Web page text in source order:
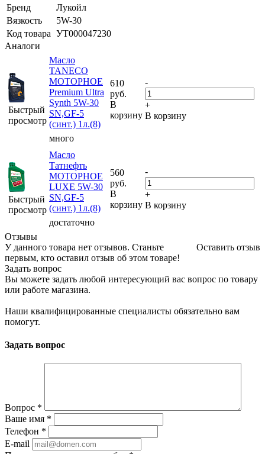
Бренд
Лукойл
Вязкость
5W-30
Код товара УТ000047230
Аналоги
Быстрый
просмотр
Масло
TANECO
МОТОРНОЕ
Premium Ultra
Synth 5W-30
SN,GF-5
(синт.) 1л.(8)
много
610
руб.
В
корзину
-
+
В корзину
Быстрый
просмотр
Масло
Татнефть
МОТОРНОЕ
LUXE 5W-30
SN,GF-5
(синт.) 1л.(8)
достаточно
560
руб.
В
корзину
-
+
В корзину
Отзывы
Оставить отзыв
У данного товара нет отзывов. Станьте
первым, кто оставил отзыв об этом товаре!
Задать вопрос
Вы можете задать любой интересующий вас вопрос по товару
или работе магазина.
Наши квалифицированные специалисты обязательно вам
помогут.
Задать вопрос
Вопрос *
Ваше имя *
Телефон *
E-mail